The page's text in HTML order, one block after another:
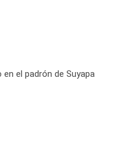
el padrón de Suyapa